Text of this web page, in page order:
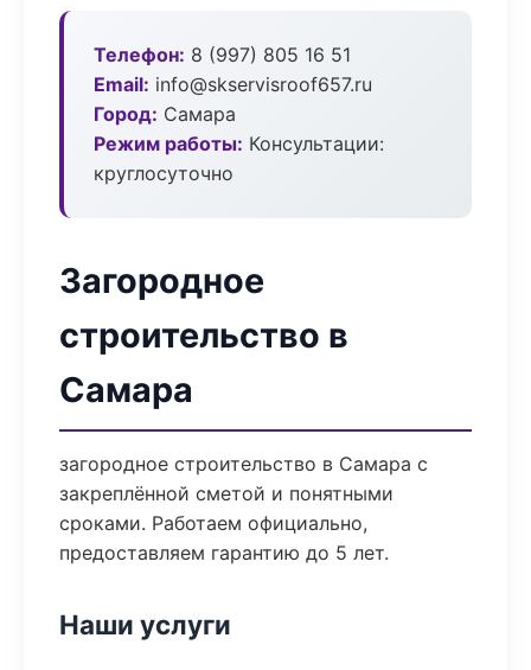
Телефон: 8 (997) 805 16 51
Email: info@skservisroof657.ru
Город: Самара
Режим работы: Консультации:
круглосуточно
Загородное
строительство в
Самара
загородное строительство в Самара с
закреплённой сметой и понятными
сроками. Работаем официально,
предоставляем гарантию до 5 лет.
Наши услуги